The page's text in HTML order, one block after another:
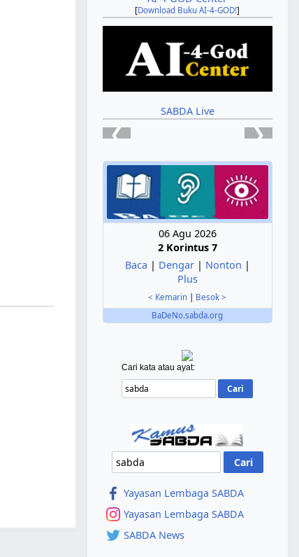
[Download Buku AI-4-GOD!]
SABDA Live
❮ ❯
06 Agu 2026
2 Korintus 7
Baca | Dengar| Nonton |
Plus
< Kemarin
Besok >
BaDeNo.sabda.org
Cari kata atau ayat:
Yayasan Lembaga SABDA
Yayasan Lembaga SABDA
SABDA News